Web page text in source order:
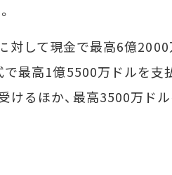
して現金で最高6億2000
最高1億5500万ドルを支
るほか、最高3500万ド